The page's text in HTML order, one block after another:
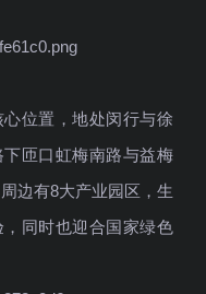
位置，地处闵行与徐
匝口虹梅南路与益梅
边有8大产业园区，生
同时也迎合国家绿色